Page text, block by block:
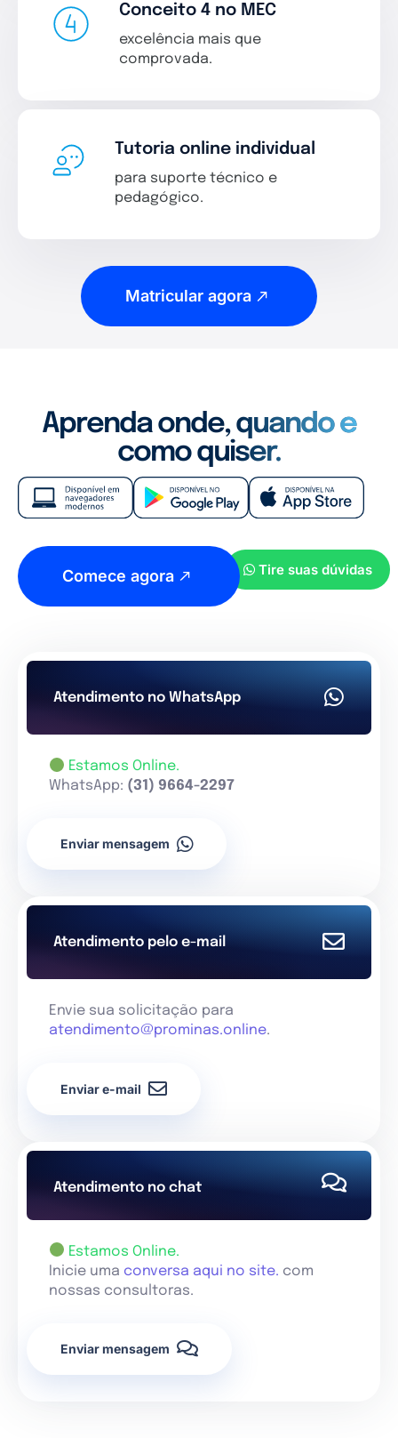
Conceito 4 no MEC
excelência mais que
comprovada.
Tutoria online individual
para suporte técnico e
pedagógico.
Matricular agora
Aprenda onde, quando e
como quiser.
Comece agora Tire suas dúvidas
Atendimento no WhatsApp
Estamos Online.
WhatsApp: (31) 9664-2297
Enviar mensagem
Atendimento pelo e-mail
Envie sua solicitação para
atendimento@prominas.online.
Enviar e-mail
Atendimento no chat
Estamos Online.
Inicie uma conversa aqui no site. com
nossas consultoras.
Enviar mensagem